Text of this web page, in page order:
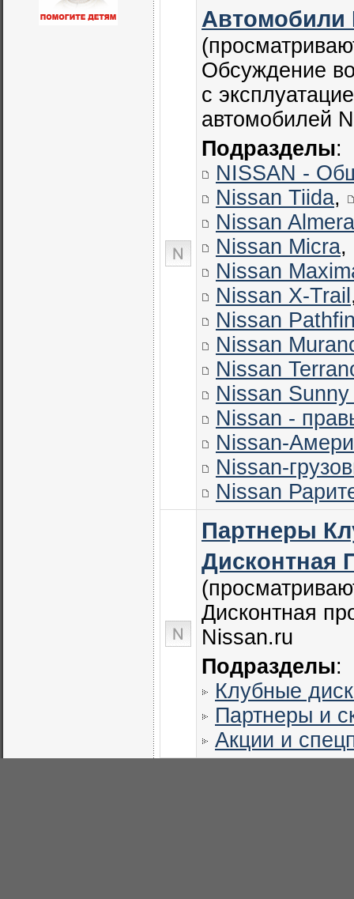
Автомобили
Обсуждение
с
автомобилей
Подразделы:
NISSAN -
Nissan Tiida,
Nissan Almera
Nissan Micra,
Nissan
Nissan X-Trail
Nissan
Nissan
Nissan
Nissan
Nissan -
Nissan-
Nissan-
Nissan
Партнеры
Дисконтная
Дисконтная
Nissan.ru
Подразделы:
Клубные
Партнеры и
Акции и